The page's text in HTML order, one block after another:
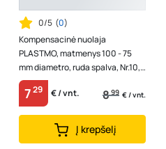
0/5 (0)
Kompensacinė nuolaja
PLASTMO, matmenys 100 - 75
mm diametro, ruda spalva, Nr.10,
5122440
729 € / vnt. 899 € / vnt.
Į krepšelį